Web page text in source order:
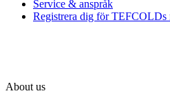
Service & anspråk
Registrera dig för TEFCOLDs
About us